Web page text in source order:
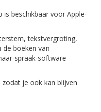
beschikbaar voor Apple-
tekstvergroting,
de boeken van
spraak-software
je ook kan blijven